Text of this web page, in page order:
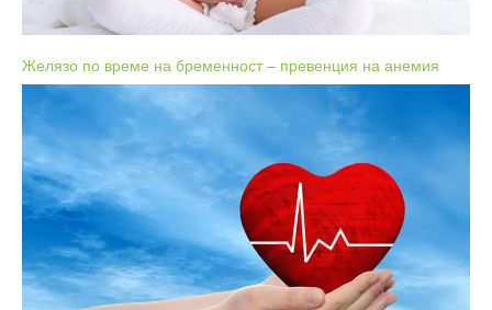
Желязо по време на бременност – превенция на анемия